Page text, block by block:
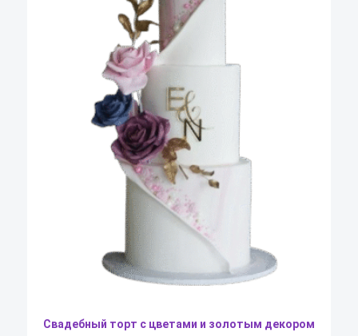
Свадебный торт с цветами и золотым декором